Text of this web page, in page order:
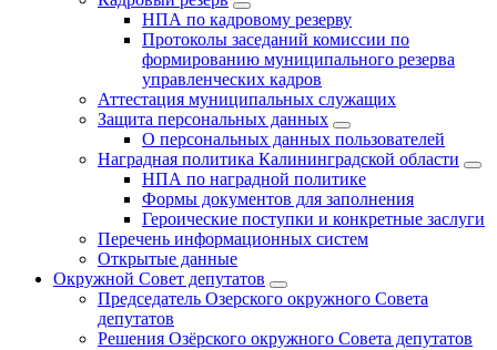
НПА по кадровому резерву
Протоколы заседаний комиссии по
формированию муниципального резерва
управленческих кадров
Аттестация муниципальных служащих
Защита персональных данных
О персональных данных пользователей
Наградная политика Калининградской области
НПА по наградной политике
Формы документов для заполнения
Героические поступки и конкретные заслуги
Перечень информационных систем
Открытые данные
Окружной Совет депутатов
Председатель Озерского окружного Совета
депутатов
Решения Озёрского окружного Совета депутатов